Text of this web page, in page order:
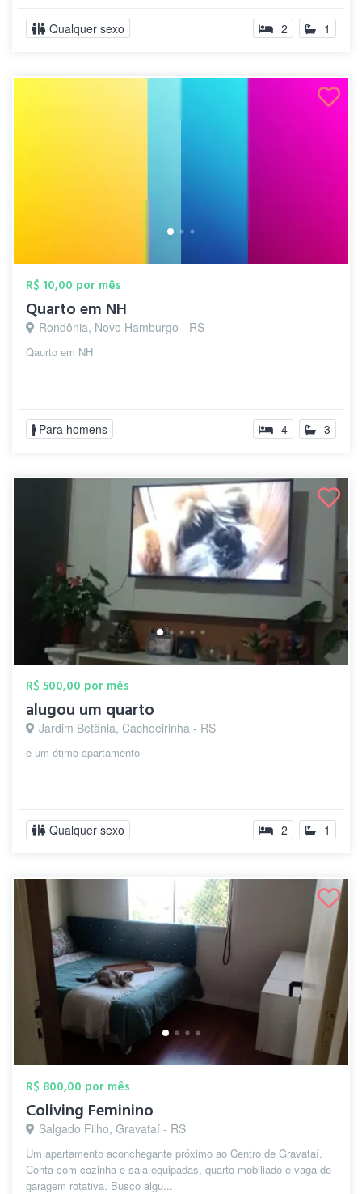
Qualquer sexo 2 1
R$ 10,00 por mês
Quarto em NH
Rondônia, Novo Hamburgo - RS
Qaurto em NH
Para homens 4 3
R$ 500,00 por mês
alugou um quarto
Jardim Betânia, Cachoeirinha - RS
e um ótimo apartamento
Qualquer sexo 2 1
R$ 800,00 por mês
Coliving Feminino
Salgado Filho, Gravataí - RS
Um apartamento aconchegante próximo ao Centro de Gravataí.
Conta com cozinha e sala equipadas, quarto mobiliado e vaga de
garagem rotativa. Busco algu...